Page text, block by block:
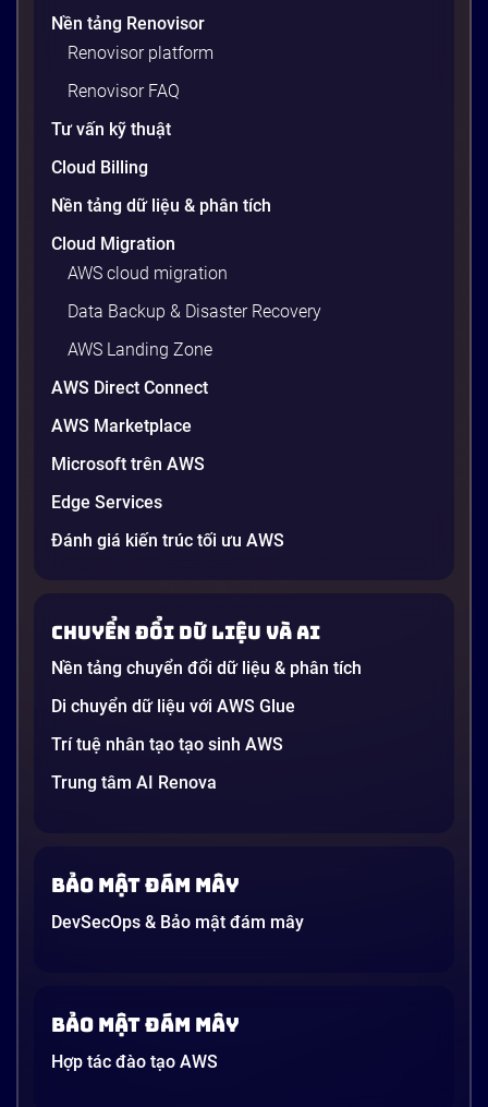
Nền tảng Renovisor
Renovisor platform
Renovisor FAQ
Tư vấn kỹ thuật
Cloud Billing
Nền tảng dữ liệu & phân tích
Cloud Migration
AWS cloud migration
Data Backup & Disaster Recovery
AWS Landing Zone
AWS Direct Connect
AWS Marketplace
Microsoft trên AWS
Edge Services
Đánh giá kiến trúc tối ưu AWS
Chuyển đổi dữ liệu và AI
Nền tảng chuyển đổi dữ liệu & phân tích
Di chuyển dữ liệu với AWS Glue
Trí tuệ nhân tạo tạo sinh AWS
Trung tâm AI Renova
Bảo mật đám mây
DevSecOps & Bảo mật đám mây
Bảo mật đám mây
Hợp tác đào tạo AWS